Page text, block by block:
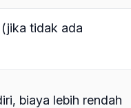
tidak ada
biaya lebih rendah